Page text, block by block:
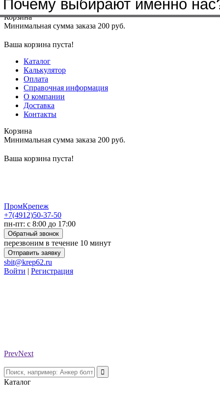
Меню+7(4912)50-37-50sbit@krep62.ru
Корзина
Минимальная сумма заказа 200 руб.
Ваша корзина пуста!
Каталог
Калькулятор
Оплата
Справочная информация
О компании
Доставка
Контакты
Корзина
Минимальная сумма заказа 200 руб.
Ваша корзина пуста!
ПромКрепеж
+7(4912)50-37-50
пн-пт: с 8:00 до 17:00
Обратный звонок
перезвоним в течение 10 минут
Отправить заявку
sbit@krep62.ru
Войти | Регистрация
PrevNext
Каталог
с которыми мы
Почему выбирают именно